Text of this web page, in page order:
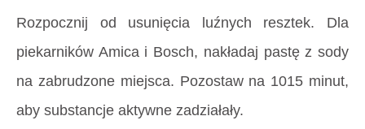
Rozpocznij od usunięcia luźnych resztek. Dla
piekarników Amica i Bosch, nakładaj pastę z sody
na zabrudzone miejsca. Pozostaw na 1015 minut,
aby substancje aktywne zadziałały.